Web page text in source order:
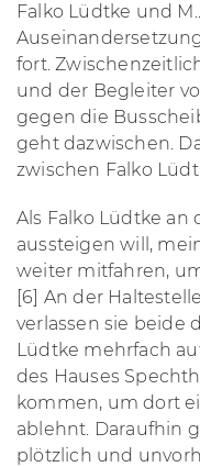
Falko Lüdtke und
fort.
und der Begleiter
gegen die
geht dazwischen.
zwischen Falko
Als Falko Lüdtke an
aussteigen will,
weiter mitfahren,
[6] An der
verlassen sie beide
Lüdtke mehrfach
des Hauses
kommen, um dort
ablehnt. Daraufhin
plötzlich und